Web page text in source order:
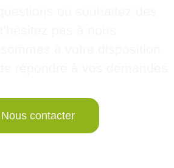
Nous contacter